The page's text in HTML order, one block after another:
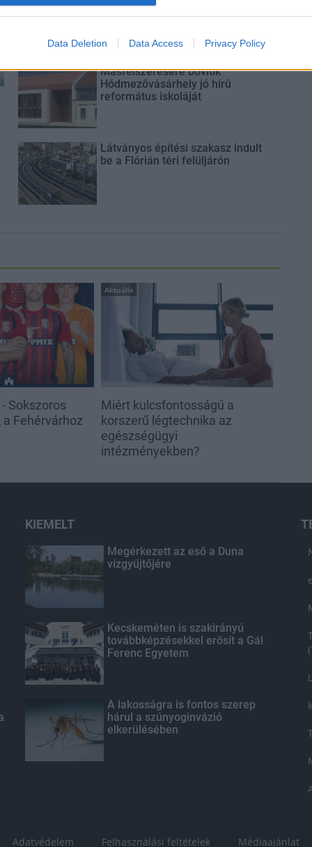
Data Deletion Data Access Privacy Policy
csomópont épül Angyalföldön
Másfélszeresére bővítik
Hódmezővásárhely jó hírű
református iskoláját
Látványos építési szakasz indult
be a Flórián téri felüljárón
Sokszoros
Fehérvárhoz
Aktuális
Miért kulcsfontosságú a
korszerű légtechnika az
egészségügyi
intézményekben?
KIEMELT
Megérkezett az eső a Duna
vízgyűjtőjére
Kecskeméten is szakirányú
továbbképzésekkel erősít a Gál
Ferenc Egyetem
A lakosságra is fontos szerep
hárul a szúnyoginvázió
elkerülésében
Adatvédelem Felhasználási feltételek Médiaajánlat